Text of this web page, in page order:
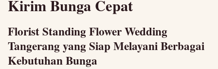
Kirim Bunga Cepat
Florist Standing Flower Wedding
Tangerang yang Siap Melayani Berbagai
Kebutuhan Bunga